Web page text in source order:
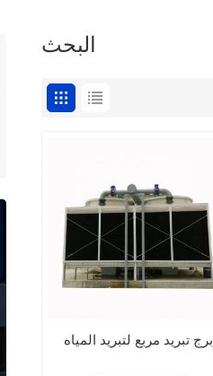
البحث
برج تبريد مربع لتبريد المياه